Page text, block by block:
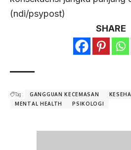
(ndi/psypost)
SHARE
Tag : GANGGUAN KECEMASAN
MENTAL HEALTH
PSIKOLOGI